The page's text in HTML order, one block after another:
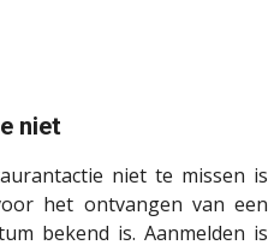
niet
niet te missen is
het ontvangen van een
bekend is. Aanmelden is